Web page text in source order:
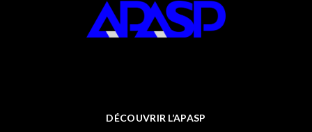
DÉCOUVRIR L’APASP